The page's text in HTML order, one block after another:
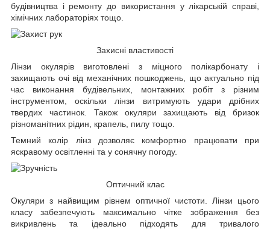
будівництва і ремонту до використання у лікарській справі,
хімічних лабораторіях тощо.
Захисні властивості
Лінзи окулярів виготовлені з міцного полікарбонату і
захищають очі від механічних пошкоджень, що актуально під
час виконання будівельних, монтажних робіт з різним
інструментом, оскільки лінзи витримують удари дрібних
твердих частинок. Також окуляри захищають від бризок
різноманітних рідин, крапель, пилу тощо.
Темний колір лінз дозволяє комфортно працювати при
яскравому освітленні та у сонячну погоду.
Оптичний клас
Окуляри з найвищим рівнем оптичної чистоти. Лінзи цього
класу забезпечують максимально чітке зображення без
викривлень та ідеально підходять для тривалого